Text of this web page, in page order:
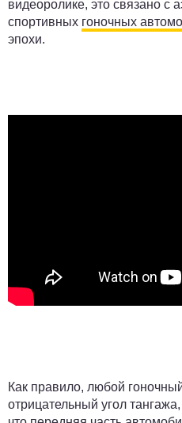
видеоролике, это связано с
спортивных гоночных
эпохи.
Как правило, любой
отрицательный угол